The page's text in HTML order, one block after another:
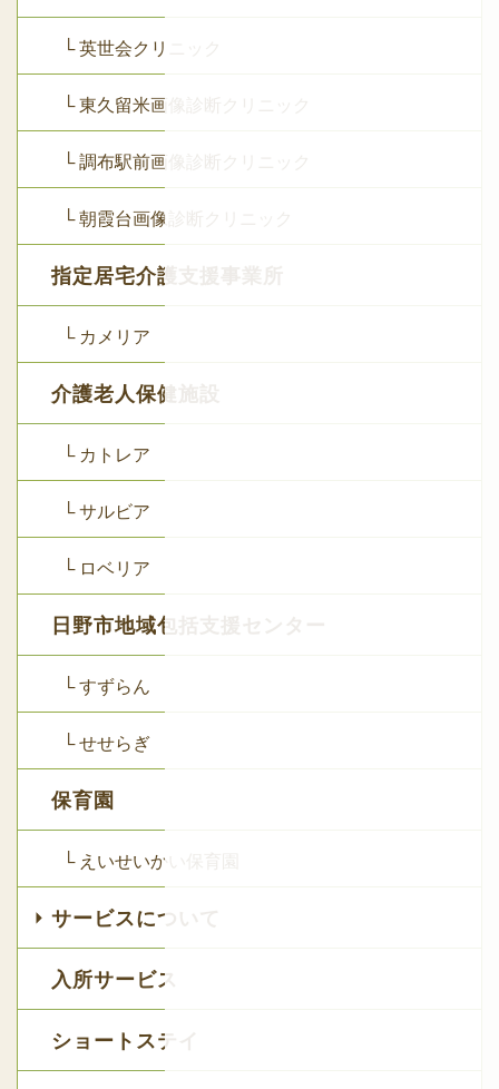
└ 英世会クリニック
└ 東久留米画像診断クリニック
└ 調布駅前画像診断クリニック
└ 朝霞台画像診断クリニック
指定居宅介護支援事業所
└ カメリア
介護老人保健施設
└ カトレア
└ サルビア
└ ロベリア
日野市地域包括支援センター
└ すずらん
└ せせらぎ
保育園
└ えいせいかい保育園
サービスについて
入所サービス
ショートステイ